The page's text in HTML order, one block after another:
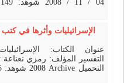
الإسرائيليات وأثرها في
عنوان الكتاب: